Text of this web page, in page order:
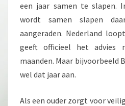
een jaar samen te slapen.
wordt samen slapen
aangeraden. Nederland
geeft officieel het advies
maanden. Maar bijvoorbeeld
wel dat jaar aan.
Als een ouder zorgt voor